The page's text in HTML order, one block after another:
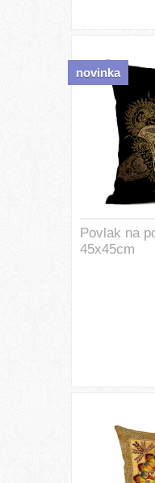
Povlak na
45x45cm
novinka